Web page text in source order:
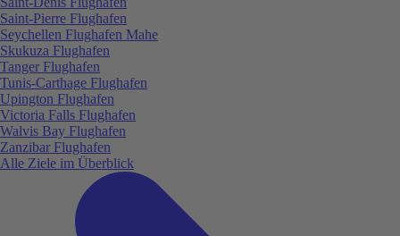
Saint-Pierre Flughafen
Seychellen Flughafen Mahe
Skukuza Flughafen
Tanger Flughafen
Tunis-Carthage Flughafen
Upington Flughafen
Victoria Falls Flughafen
Walvis Bay Flughafen
Zanzibar Flughafen
Alle Ziele im Überblick